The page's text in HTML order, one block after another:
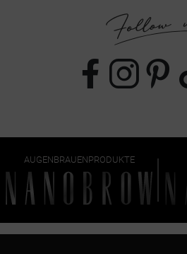
AUGENBRAUENPRODUKTE